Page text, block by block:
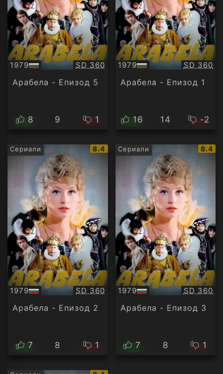
1979
БГ
аудио
Качество:
SD 360
Арабела - Епизод 5
8 9 1
1979
БГ
аудио
SD 360
Арабела - Епизод 1
16 14 -2
Сериали
IMDb
рейтинг:
8.4
1979
БГ
аудио
Качество:
SD 360
Арабела - Епизод 2
7 8 1
Сериали
IMDb
8.4
1979
БГ
аудио
SD 360
Арабела - Епизод 3
7 8 1